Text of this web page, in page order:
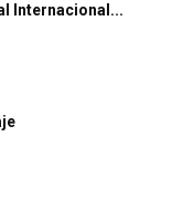
Internacional...